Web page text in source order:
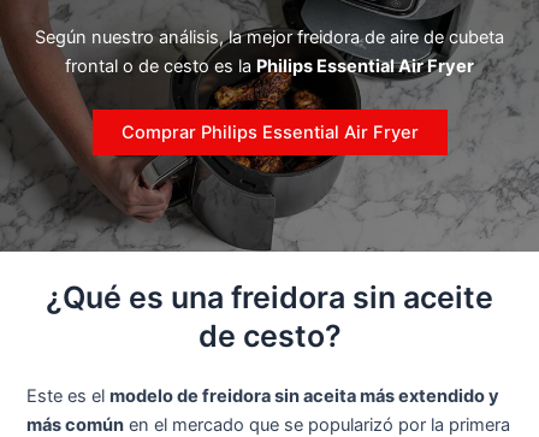
Según nuestro análisis, la mejor freidora de aire de cubeta
frontal o de cesto es la Philips Essential Air Fryer
Comprar Philips Essential Air Fryer
¿Qué es una freidora sin aceite
de cesto?
Este es el modelo de freidora sin aceita más extendido y
más comúnen el mercado que se popularizó por la primera